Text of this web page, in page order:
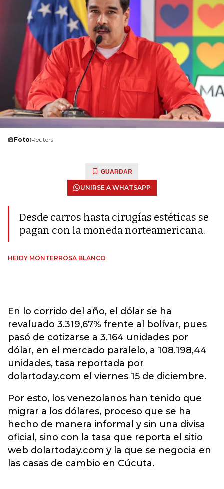
Foto:Reuters
GUARDAR
UNIRSE A WHATSAPP
Desde carros hasta cirugías estéticas se
pagan con la moneda norteamericana.
HEIDY MONTERROSA BLANCO
En lo corrido del año, el dólar se ha
revaluado 3.319,67% frente al bolívar, pues
pasó de cotizarse a 3.164 unidades por
dólar, en el mercado paralelo, a 108.198,44
unidades, tasa reportada por
dolartoday.com el viernes 15 de diciembre.
Por esto, los venezolanos han tenido que
migrar a los dólares, proceso que se ha
hecho de manera informal y sin una divisa
oficial, sino con la tasa que reporta el sitio
web dolartoday.com y la que se negocia en
las casas de cambio en Cúcuta.